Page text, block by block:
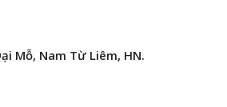
Mỗ, Nam Từ Liêm, HN.